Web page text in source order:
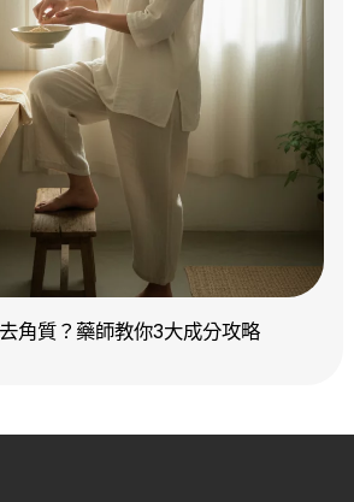
角質？藥師教你3大成分攻略